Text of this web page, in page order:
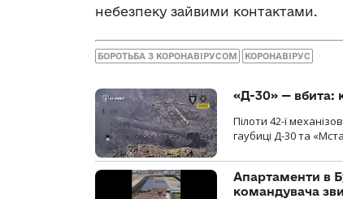
небезпеку зайвими контактами.
БОРОТЬБА З КОРОНАВІРУСОМ КОРОНАВІРУС
«Д-30» — вбита:
Пілоти 42-ї
гаубиці Д-30 та
Апартаменти в
командувача